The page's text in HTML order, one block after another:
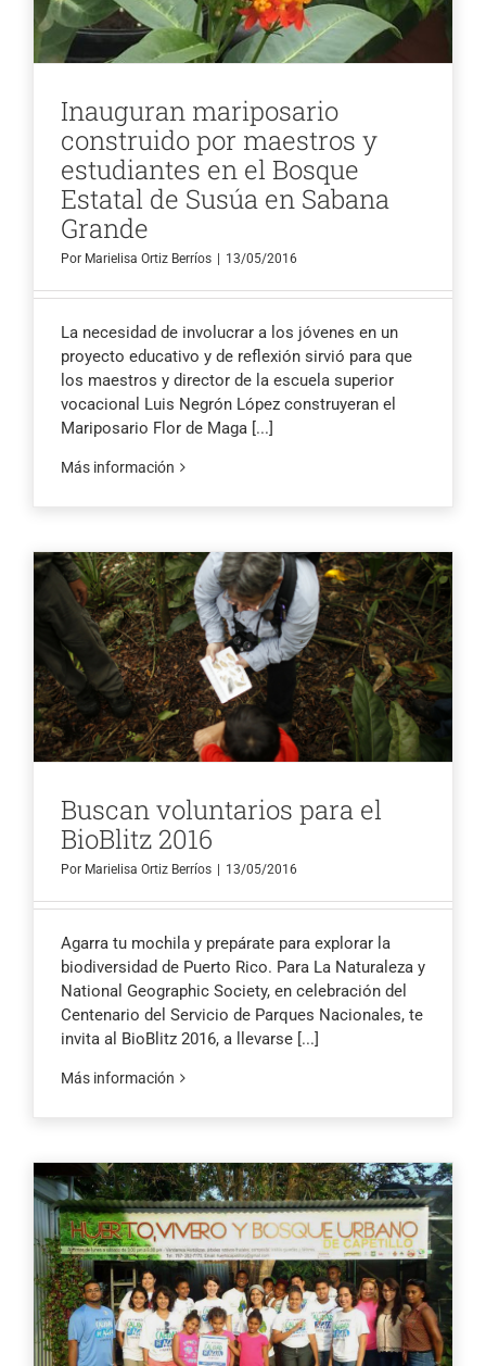
Inauguran mariposario
construido por maestros y
estudiantes en el Bosque
Estatal de Susúa en Sabana
Grande
Por Marielisa Ortiz Berríos 13/05/2016
La necesidad de involucrar a los jóvenes en un
proyecto educativo y de reflexión sirvió para que
los maestros y director de la escuela superior
vocacional Luis Negrón López construyeran el
Mariposario Flor de Maga [...]
Más información
Buscan voluntarios para el
BioBlitz 2016
Por Marielisa Ortiz Berríos 13/05/2016
Agarra tu mochila y prepárate para explorar la
biodiversidad de Puerto Rico. Para La Naturaleza y
National Geographic Society, en celebración del
Centenario del Servicio de Parques Nacionales, te
invita al BioBlitz 2016, a llevarse [...]
Más información